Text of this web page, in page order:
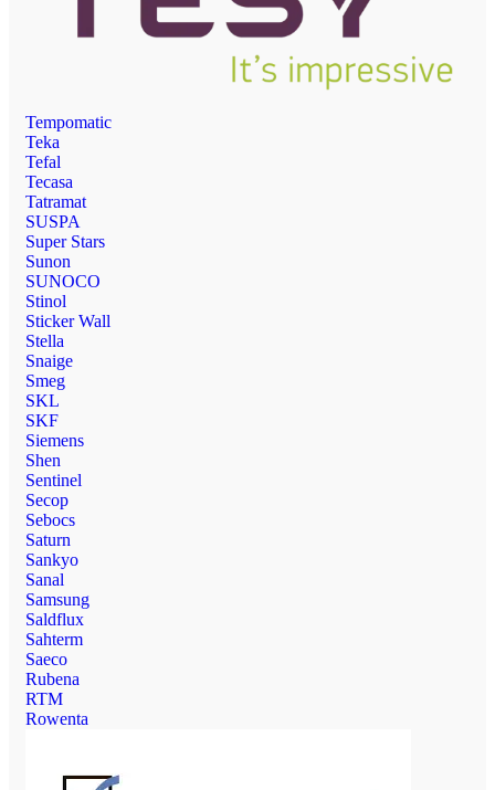
Tempomatic
Teka
Tefal
Tecasa
Tatramat
SUSPA
Super Stars
Sunon
SUNOCO
Stinol
Sticker Wall
Stella
Snaige
Smeg
SKL
SKF
Siemens
Shen
Sentinel
Secop
Sebocs
Saturn
Sankyo
Sanal
Samsung
Saldflux
Sahterm
Saeco
Rubena
RTM
Rowenta